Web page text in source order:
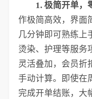
1. 极简开单，
作极简高效，界面
几分钟即可熟练上
烫染、护理等服务
灵活叠加，会员折
手动计算。即使在
完成开单结账，大